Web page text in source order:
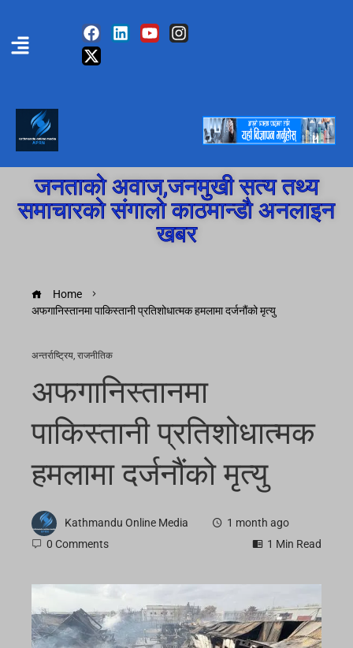
जनताको अवाज,जनमुखी सत्य तथ्य
समाचारको संगालो काठमान्डौ अनलाइन
खबर
Home
अफगानिस्तानमा पाकिस्तानी प्रतिशोधात्मक हमलामा दर्जनौंको मृत्यु
अन्तर्राष्ट्रिय, राजनीतिक
अफगानिस्तानमा
पाकिस्तानी प्रतिशोधात्मक
हमलामा दर्जनौंको मृत्यु
Kathmandu Online Media
1 month ago
0 Comments
1 Min Read